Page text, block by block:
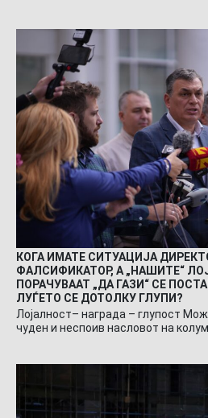
КОГА ИМАТЕ СИТУАЦИЈА
ФАЛСИФИКАТОР, А „НАШИТЕ“
ПОРАЧУВААТ „ДА ГАЗИ“ СЕ
ЛУЃЕТО СЕ ДОТОЛКУ ГЛУПИ?
Лојалност– награда – глупост
чуден и неспоив насловот на